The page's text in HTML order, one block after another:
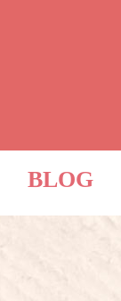
BLOG